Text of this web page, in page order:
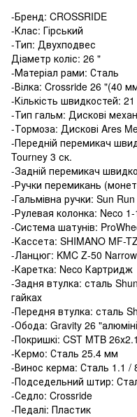
-Бренд: CROSSRIDE
-Клас: Гірський
-Тип: Двухподвес
Діаметр коліс: 26 "
-Матеріал рами: Сталь
-Вілка: Crossride 26 "(40
-Кількість швидкостей: 21
-Тип гальм: Дискові
-Тормоза: Дискові Ares
-Передній перемикач
Tourney 3 ск.
-Задній перемикач
-Ручки перемикань
-Гальмівна ручки: Sun
-Рулевая колонка: Neco
-Система шатунів:
-Кассета: SHIMANO MF-
-Ланцюг: KMC Z-50
-Каретка: Neco Картридж
-Задня втулка: сталь
гайках
-Передня втулка: сталь
-Обода: Gravity 26
-Покришкі: CST MTB
-Кермо: Сталь 25.4 мм
-Винос керма: Сталь 1.1 /
-Подседельний штир:
-Седло: Crossride
-Педалі: Пластик